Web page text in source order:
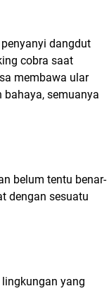
penyanyi dangdut
cobra saat
membawa ular
semuanya
belum tentu benar-
dengan sesuatu
yang